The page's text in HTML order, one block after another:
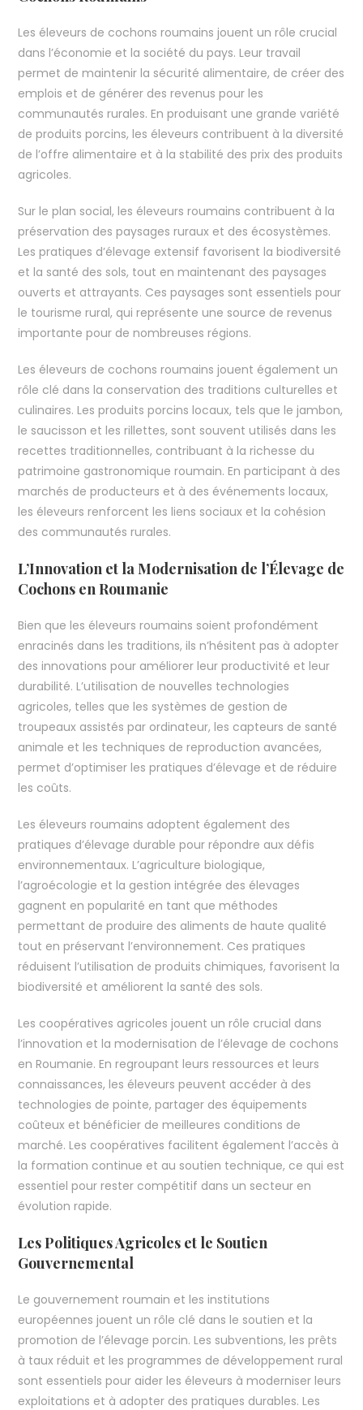
Les éleveurs de cochons roumains jouent un rôle crucial
dans l’économie et la société du pays. Leur travail
permet de maintenir la sécurité alimentaire, de créer des
emplois et de générer des revenus pour les
communautés rurales. En produisant une grande variété
de produits porcins, les éleveurs contribuent à la diversité
de l’offre alimentaire et à la stabilité des prix des produits
agricoles.
Sur le plan social, les éleveurs roumains contribuent à la
préservation des paysages ruraux et des écosystèmes.
Les pratiques d’élevage extensif favorisent la biodiversité
et la santé des sols, tout en maintenant des paysages
ouverts et attrayants. Ces paysages sont essentiels pour
le tourisme rural, qui représente une source de revenus
importante pour de nombreuses régions.
Les éleveurs de cochons roumains jouent également un
rôle clé dans la conservation des traditions culturelles et
culinaires. Les produits porcins locaux, tels que le jambon,
le saucisson et les rillettes, sont souvent utilisés dans les
recettes traditionnelles, contribuant à la richesse du
patrimoine gastronomique roumain. En participant à des
marchés de producteurs et à des événements locaux,
les éleveurs renforcent les liens sociaux et la cohésion
des communautés rurales.
L’Innovation et la Modernisation de l’Élevage de
Cochons en Roumanie
Bien que les éleveurs roumains soient profondément
enracinés dans les traditions, ils n’hésitent pas à adopter
des innovations pour améliorer leur productivité et leur
durabilité. L’utilisation de nouvelles technologies
agricoles, telles que les systèmes de gestion de
troupeaux assistés par ordinateur, les capteurs de santé
animale et les techniques de reproduction avancées,
permet d’optimiser les pratiques d’élevage et de réduire
les coûts.
Les éleveurs roumains adoptent également des
pratiques d’élevage durable pour répondre aux défis
environnementaux. L’agriculture biologique,
l’agroécologie et la gestion intégrée des élevages
gagnent en popularité en tant que méthodes
permettant de produire des aliments de haute qualité
tout en préservant l’environnement. Ces pratiques
réduisent l’utilisation de produits chimiques, favorisent la
biodiversité et améliorent la santé des sols.
Les coopératives agricoles jouent un rôle crucial dans
l’innovation et la modernisation de l’élevage de cochons
en Roumanie. En regroupant leurs ressources et leurs
connaissances, les éleveurs peuvent accéder à des
technologies de pointe, partager des équipements
coûteux et bénéficier de meilleures conditions de
marché. Les coopératives facilitent également l’accès à
la formation continue et au soutien technique, ce qui est
essentiel pour rester compétitif dans un secteur en
évolution rapide.
Les Politiques Agricoles et le Soutien
Gouvernemental
Le gouvernement roumain et les institutions
européennes jouent un rôle clé dans le soutien et la
promotion de l’élevage porcin. Les subventions, les prêts
à taux réduit et les programmes de développement rural
sont essentiels pour aider les éleveurs à moderniser leurs
exploitations et à adopter des pratiques durables. Les